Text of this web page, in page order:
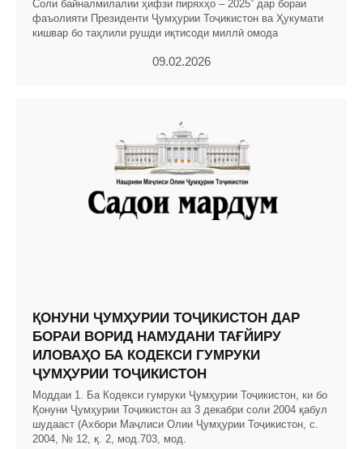
Соли байналмилалии ҳифзи пиряхҳо – 2025” дар бораи
фаъолияти Президенти Ҷумҳурии Тоҷикистон ва Ҳукумати
кишвар бо таҳлили рушди иқтисоди миллӣ омода
09.02.2026
ҚОНУНИ ҶУМҲУРИИ ТОҶИКИСТОН ДАР
БОРАИ ВОРИД НАМУДАНИ ТАҒЙИРУ
ИЛОВАҲО БА КОДЕКСИ ГУМРУКИ
ҶУМҲУРИИ ТОҶИКИСТОН
Моддаи 1. Ба Кодекси гумруки Ҷумҳурии Тоҷикистон, ки бо
Қонуни Ҷумҳурии Тоҷикистон аз 3 декабри соли 2004 қабул
шудааст (Ахбори Маҷлиси Олии Ҷумҳурии Тоҷикистон, с.
2004, № 12, қ. 2, мод.703, мод.